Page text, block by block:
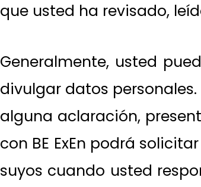
que usted ha revisado,
Generalmente, usted
divulgar datos
alguna aclaración,
con BE ExEn podrá
suyos cuando usted